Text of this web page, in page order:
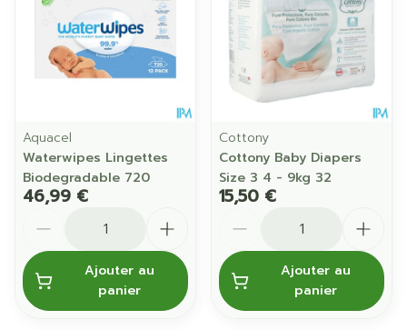
Aquacel
Waterwipes Lingettes
Biodegradable 720
46,99 €
Ajouter au
panier
Cottony
Cottony Baby Diapers
Size 3 4 - 9kg 32
15,50 €
Ajouter au
panier